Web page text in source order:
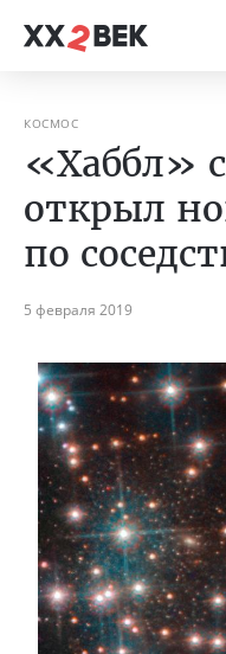
КОСМОС
«Хаббл»
открыл
по
5 февраля 2019